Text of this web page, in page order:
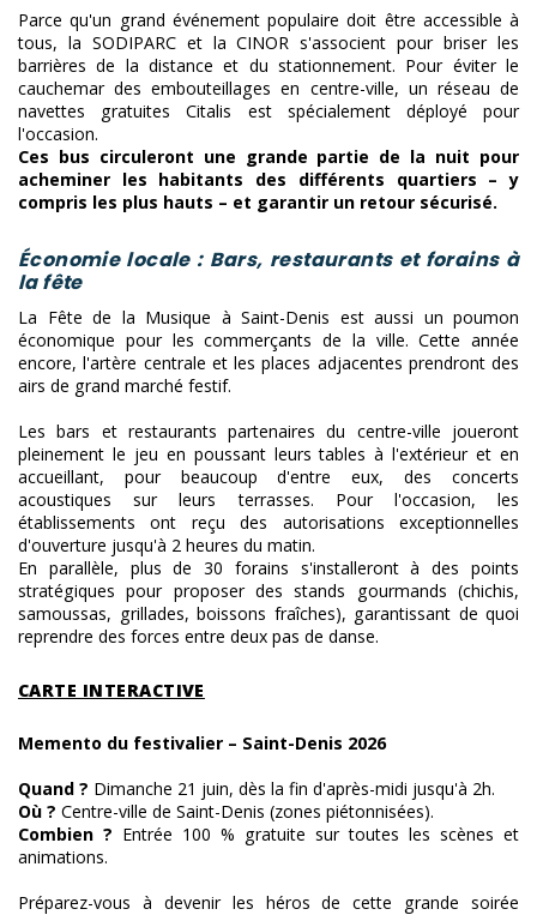
​Parce qu'un grand événement populaire doit être accessible à
tous, la SODIPARC et la CINOR s'associent pour briser les
barrières de la distance et du stationnement. Pour éviter le
cauchemar des embouteillages en centre-ville, un réseau de
navettes gratuites Citalis est spécialement déployé pour
l'occasion.
​Ces bus circuleront une grande partie de la nuit pour
acheminer les habitants des différents quartiers – y
compris les plus hauts – et garantir un retour sécurisé.
​Économie locale : Bars, restaurants et forains à
la fête
​La Fête de la Musique à Saint-Denis est aussi un poumon
économique pour les commerçants de la ville. Cette année
encore, l'artère centrale et les places adjacentes prendront des
airs de grand marché festif.
​Les bars et restaurants partenaires du centre-ville joueront
pleinement le jeu en poussant leurs tables à l'extérieur et en
accueillant, pour beaucoup d'entre eux, des concerts
acoustiques sur leurs terrasses. Pour l'occasion, les
établissements ont reçu des autorisations exceptionnelles
d'ouverture jusqu'à 2 heures du matin.
​En parallèle, plus de 30 forains s'installeront à des points
stratégiques pour proposer des stands gourmands (chichis,
samoussas, grillades, boissons fraîches), garantissant de quoi
reprendre des forces entre deux pas de danse.
CARTE INTERACTIVE
​Memento du festivalier – Saint-Denis 2026
​Quand ? Dimanche 21 juin, dès la fin d'après-midi jusqu'à 2h.
​Où ? Centre-ville de Saint-Denis (zones piétonnisées).
​Combien ? Entrée 100 % gratuite sur toutes les scènes et
animations.
Préparez-vous à devenir les héros de cette grande soirée